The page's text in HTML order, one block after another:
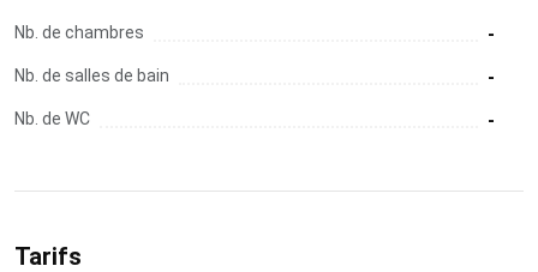
Nb. de chambres -
Nb. de salles de bain -
Nb. de WC -
Tarifs